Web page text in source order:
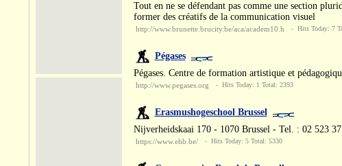
Tout en ne se défendant pas comme une section
former des créatifs de la communication visuel
http://www.brunette.brucity.be/aca/academ10.h - Hits Today: 7
Pégases
Pégases. Centre de formation artistique et
http://www.pegases.org - Hits Today: 1 Total: 2393
Erasmushogeschool Brussel
Nijverheidskaai 170 - 1070 Brussel - Tel. : 02 523
https://www.ehb.be/ - Hits Today: 5 Total: 5330